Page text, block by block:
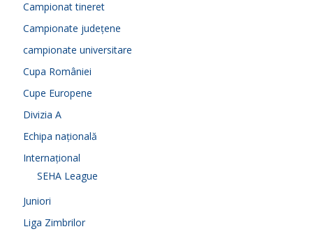
Campionat tineret
Campionate județene
campionate universitare
Cupa României
Cupe Europene
Divizia A
Echipa națională
Internațional
SEHA League
Juniori
Liga Zimbrilor